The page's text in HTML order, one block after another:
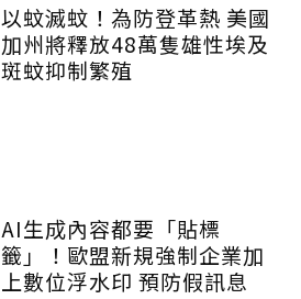
以蚊滅蚊！為防登革熱 美國
加州將釋放48萬隻雄性埃及
斑蚊抑制繁殖
AI生成內容都要「貼標
籤」！歐盟新規強制企業加
上數位浮水印 預防假訊息